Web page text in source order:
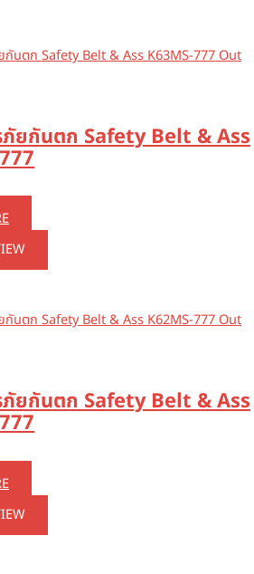
Out
ภัยกันตก Safety Belt & Ass
Out
ภัยกันตก Safety Belt & Ass